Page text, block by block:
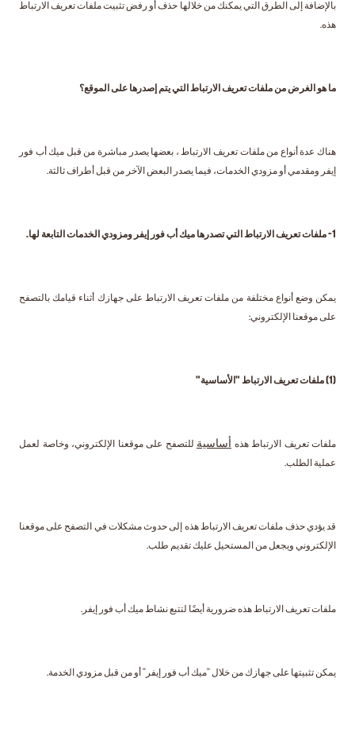
بالإضافة إلى الطرق التي يمكنك من خلالها حذف أو رفض تثبيت ملفات تعريف الارتباط
هذه.
ما هو الغرض من ملفات تعريف الارتباط التي يتم إصدرها على الموقع؟
هناك عدة أنواع من ملفات تعريف الارتباط ، بعضها يصدر مباشرة من قبل ميك أب فور
إيفر ومقدمي أو مزودي الخدمات، فيما يصدر البعض الآخر من قبل أطراف ثالثة.
1- ملفات تعريف الارتباط التي تصدرها ميك أب فور إيفر ومزودي الخدمات التابعة لها.
يمكن وضع أنواع مختلفة من ملفات تعريف الارتباط على جهازك أثناء قيامك بالتصفح
على موقعنا الإلكتروني:
(1) ملفات تعريف الارتباط "الأساسية"
ملفات تعريف الارتباط هذه أساسية للتصفح على موقعنا الإلكتروني، وخاصة لعمل
عملية الطلب.
قد يؤدي حذف ملفات تعريف الارتباط هذه إلى حدوث مشكلات في التصفح على موقعنا
الإلكتروني ويجعل من المستحيل عليك تقديم طلب.
ملفات تعريف الارتباط هذه ضرورية أيضًا لتتبع نشاط ميك أب فور إيفر.
يمكن تثبيتها على جهازك من خلال "ميك أب فور إيفر" أو من قبل مزودي الخدمة.